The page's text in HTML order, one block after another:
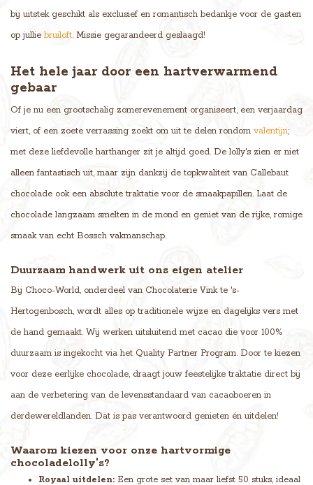
bij uitstek geschikt als exclusief en romantisch bedankje voor de gasten
op julliebruiloft. Missie gegarandeerd geslaagd!
Het hele jaar door een hartverwarmend
gebaar
Of je nu een grootschalig zomerevenement organiseert, een verjaardag
viert, of een zoete verrassing zoekt om uit te delen rondom valentijn;
met deze liefdevolle harthanger zit je altijd goed. De lolly's zien er niet
alleen fantastisch uit, maar zijn dankzij de topkwaliteit van Callebaut
chocolade ook een absolute traktatie voor de smaakpapillen. Laat de
chocolade langzaam smelten in de mond en geniet van de rijke, romige
smaak van echt Bossch vakmanschap.
Duurzaam handwerk uit ons eigen atelier
Bij Choco-World, onderdeel van Chocolaterie Vink te 's-
Hertogenbosch, wordt alles op traditionele wijze en dagelijks vers met
de hand gemaakt. Wij werken uitsluitend met cacao die voor 100%
duurzaam is ingekocht via het Quality Partner Program. Door te kiezen
voor deze eerlijke chocolade, draagt jouw feestelijke traktatie direct bij
aan de verbetering van de levensstandaard van cacaoboeren in
derdewereldlanden. Dat is pas verantwoord genieten én uitdelen!
Waarom kiezen voor onze hartvormige
chocoladelolly's?
Royaal uitdelen: Een grote set van maar liefst 50 stuks, ideaal